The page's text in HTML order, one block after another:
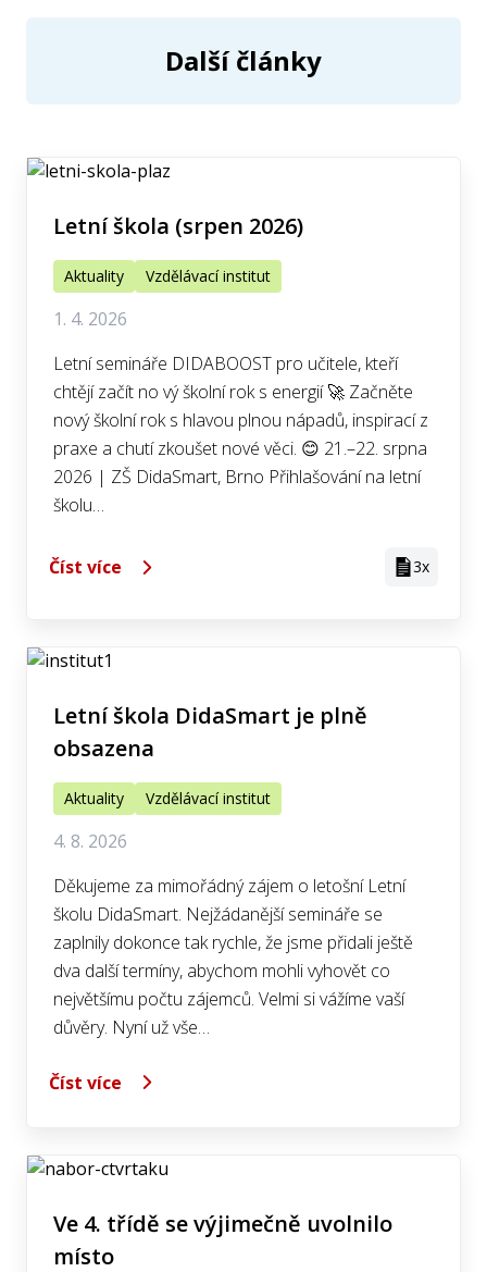
Další články
Letní škola (srpen 2026)
Aktuality Vzdělávací institut
1. 4. 2026
Letní semináře DIDABOOST pro učitele, kteří
chtějí začít no vý školní rok s energií 🚀 Začněte
nový školní rok s hlavou plnou nápadů, inspirací z
praxe a chutí zkoušet nové věci. 😊 21.–22. srpna
2026 | ZŠ DidaSmart, Brno Přihlašování na letní
školu…
Číst více 3x
Letní škola DidaSmart je plně
obsazena
Aktuality Vzdělávací institut
4. 8. 2026
Děkujeme za mimořádný zájem o letošní Letní
školu DidaSmart. Nejžádanější semináře se
zaplnily dokonce tak rychle, že jsme přidali ještě
dva další termíny, abychom mohli vyhovět co
největšímu počtu zájemců. Velmi si vážíme vaší
důvěry. Nyní už vše…
Číst více
Ve 4. třídě se výjimečně uvolnilo
místo